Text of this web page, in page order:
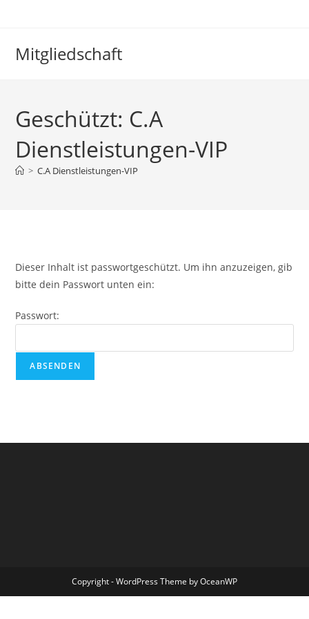
Mitgliedschaft
Geschützt: C.A
Dienstleistungen-VIP
> C.A Dienstleistungen-VIP
Dieser Inhalt ist passwortgeschützt. Um ihn anzuzeigen, gib
bitte dein Passwort unten ein:
Passwort:
Copyright - WordPress Theme by OceanWP